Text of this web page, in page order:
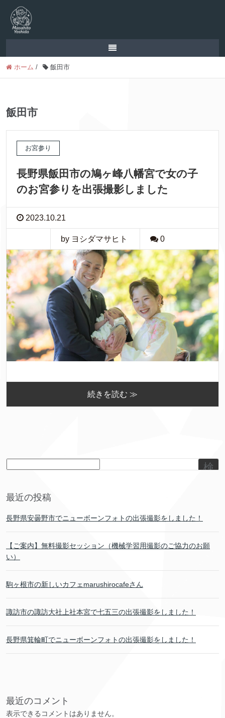
ホーム / 飯田市
飯田市
お宮参り
長野県飯田市の鳩ヶ峰八幡宮で女の子
のお宮参りを出張撮影しました
2023.10.21
by ヨシダマサヒト 0
続きを読む ≫
検
最近の投稿
長野県安曇野市でニューボーンフォトの出張撮影をしました！
【ご案内】無料撮影セッション（機械学習用撮影のご協力のお願
い）
駒ヶ根市の新しいカフェmarushirocafeさん
諏訪市の諏訪大社上社本宮で七五三の出張撮影をしました！
長野県箕輪町でニューボーンフォトの出張撮影をしました！
最近のコメント
表示できるコメントはありません。